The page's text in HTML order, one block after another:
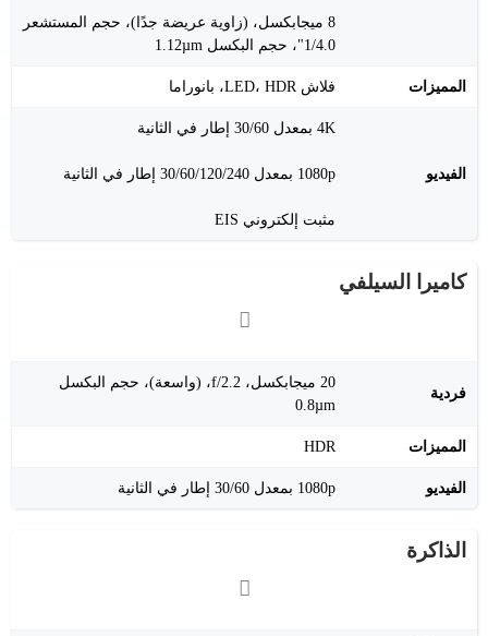
8 ميجابكسل، (زاوية عريضة جدًا)، حجم المستشعر
1/4.0"، حجم البكسل 1.12µm
المميزات فلاش LED، HDR، بانوراما
الفيديو
4K بمعدل 30/60 إطار في الثانية
1080p بمعدل 30/60/120/240 إطار في الثانية
مثبت إلكتروني EIS
كاميرا السيلفي
فردية
20 ميجابكسل، f/2.2، (واسعة)، حجم البكسل
0.8µm
المميزات HDR
الفيديو 1080p بمعدل 30/60 إطار في الثانية
الذاكرة